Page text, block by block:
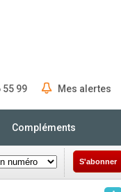
55 99 Mes alertes
Compléments
S'abonner